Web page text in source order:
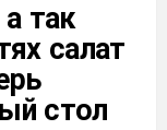
так
салат
стол